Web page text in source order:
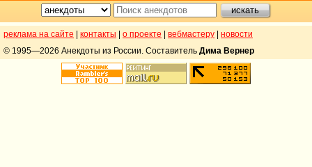
реклама на сайте контакты о проекте вебмастеру
новости
© 1995—2026 Анекдоты из России. Составитель Дима Вернер